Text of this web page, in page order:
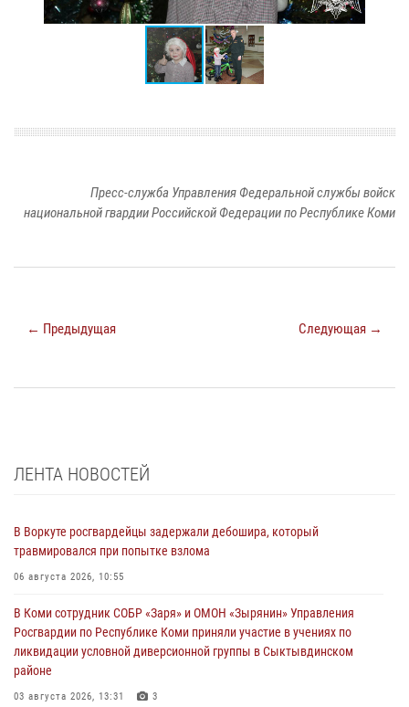
Пресс-служба Управления Федеральной службы войск
национальной гвардии Российской Федерации по Республике Коми
← Предыдущая Следующая →
ЛЕНТА НОВОСТЕЙ
В Воркуте росгвардейцы задержали дебошира, который
травмировался при попытке взлома
06 августа 2026, 10:55
В Коми сотрудник СОБР «Заря» и ОМОН «Зырянин» Управления
Росгвардии по Республике Коми приняли участие в учениях по
ликвидации условной диверсионной группы в Сыктывдинском
районе
03 августа 2026, 13:31 3